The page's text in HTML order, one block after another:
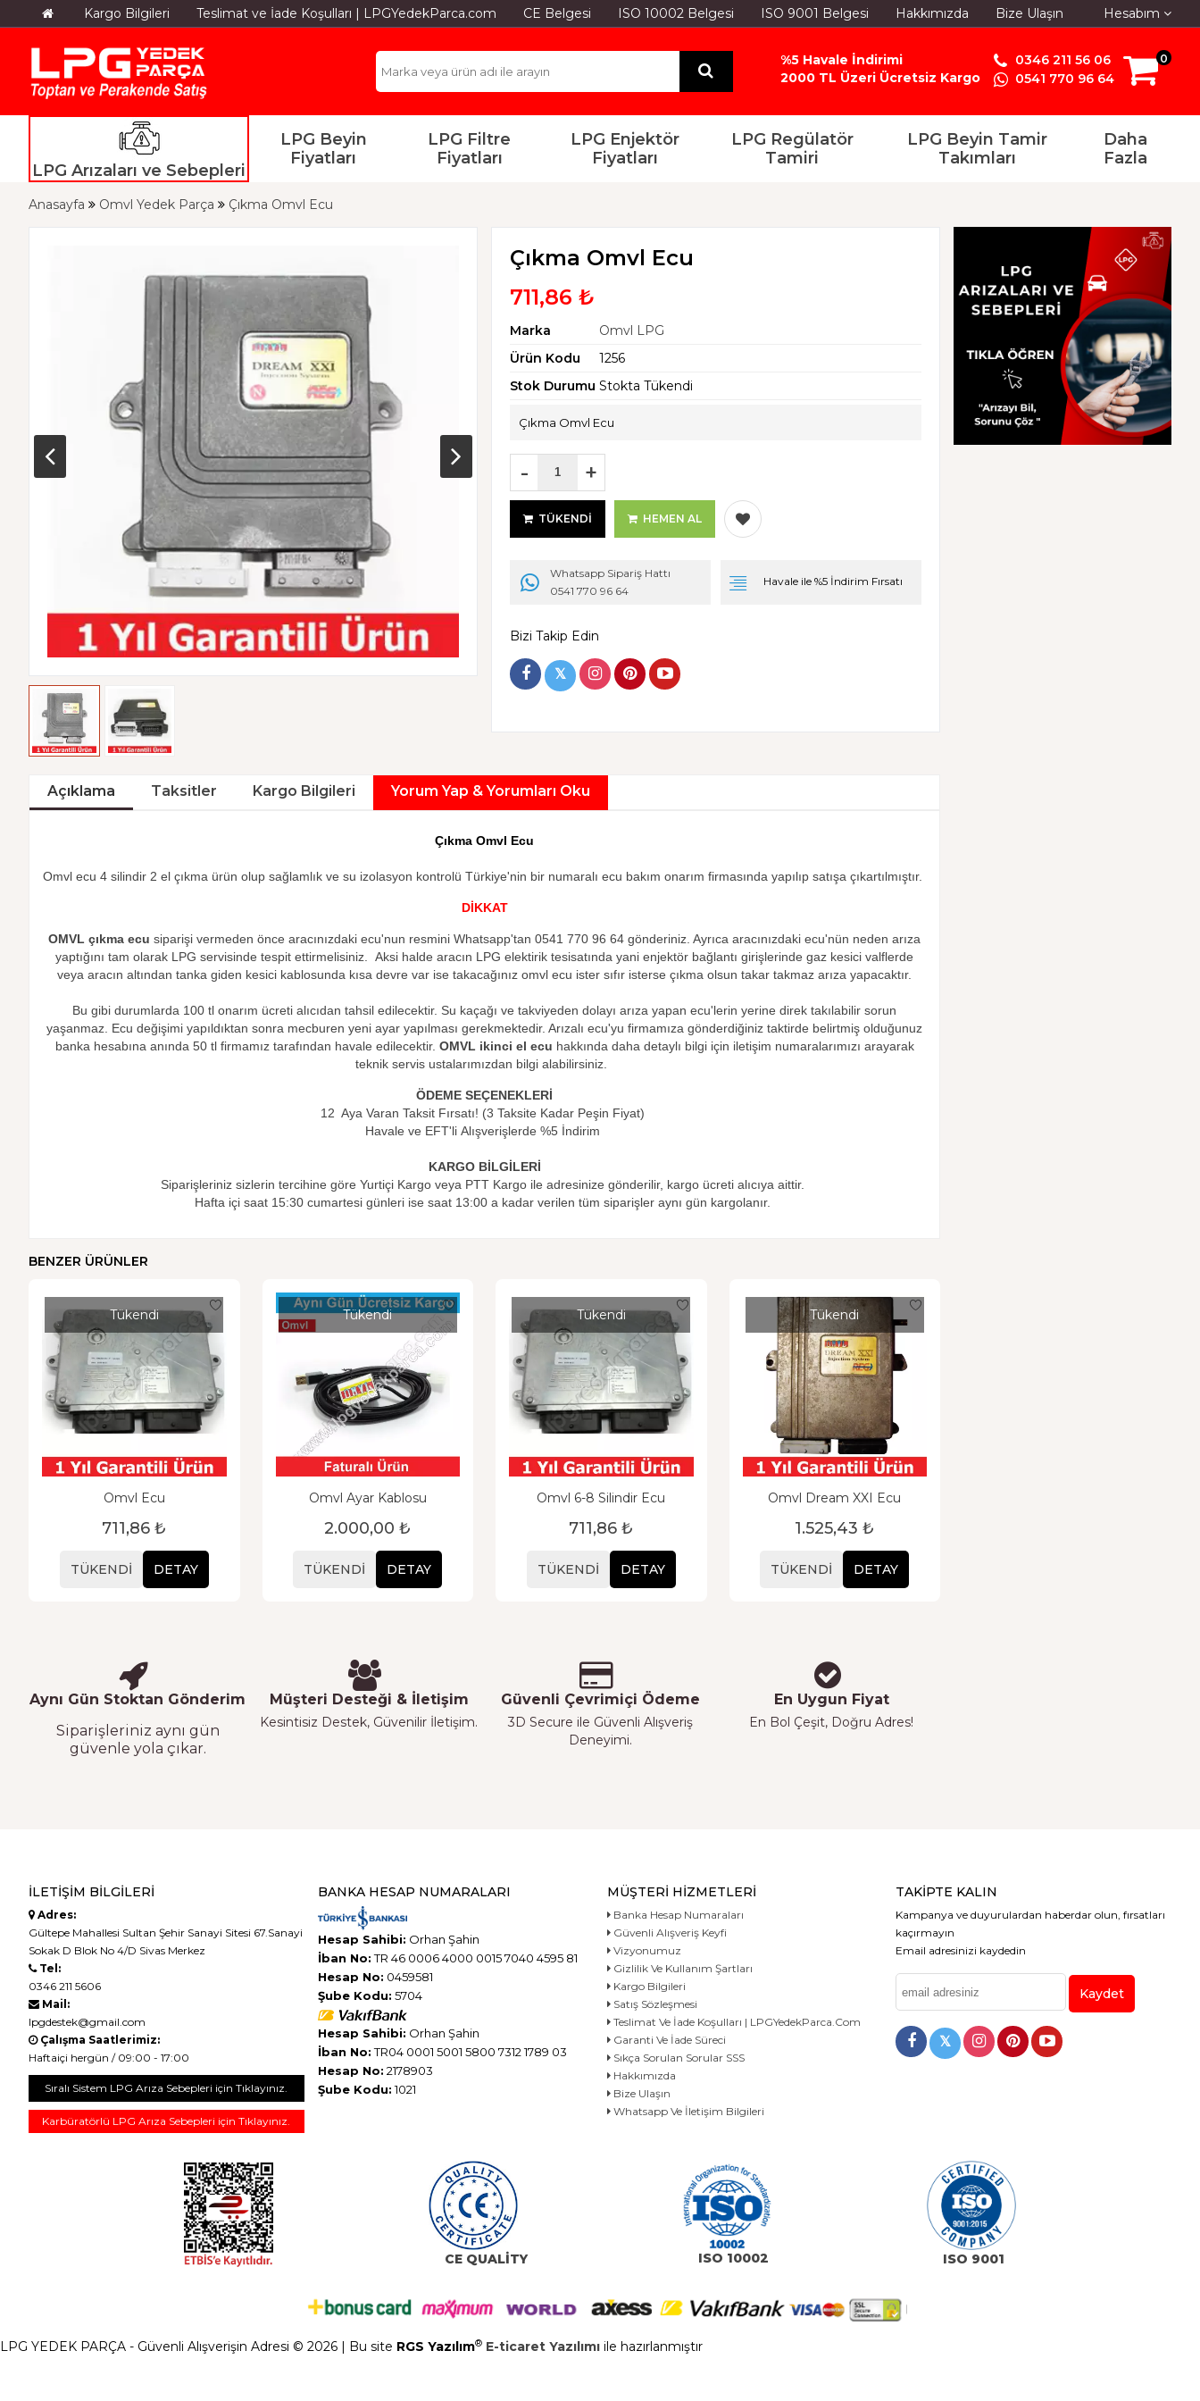
Kargo Bilgileri Teslimat ve İade Koşulları | LPGYedekParca.com CE Belgesi ISO 10002 Belgesi ISO 9001 Belgesi Hakkımızda Bize Ulaşın Hesabım
%5 Havale İndirimi
2000 TL Üzeri Ücretsiz Kargo
0346 211 56 06
0541 770 96 64
0
LPG Arızaları ve Sebepleri
LPG Beyin
Fiyatları
LPG Filtre
Fiyatları
LPG Enjektör
Fiyatları
LPG Regülatör
Tamiri
LPG Beyin Tamir
Takımları
Daha
Fazla
Anasayfa Omvl Yedek Parça Çıkma Omvl Ecu
Çıkma Omvl Ecu
711,86 ₺
Marka
Omvl LPG
Ürün Kodu
1256
Stok Durumu Stokta Tükendi
Çıkma Omvl Ecu
- +
TÜKENDI HEMEN AL
Whatsapp Sipariş Hattı
0541 770 96 64
Havale ile %5 İndirim Fırsatı
Bizi Takip Edin
𝕏
Açıklama Taksitler Kargo Bilgileri Yorum Yap & Yorumları Oku
Çıkma Omvl Ecu
Omvl ecu 4 silindir 2 el çıkma ürün olup sağlamlık ve su izolasyon kontrolü Türkiye'nin bir numaralı ecu bakım onarım firmasında yapılıp satışa çıkartılmıştır.
DİKKAT
OMVL çıkma ecu siparişi vermeden önce aracınızdaki ecu'nun resmini Whatsapp'tan 0541 770 96 64 gönderiniz. Ayrıca aracınızdaki ecu'nün neden arıza
yaptığını tam olarak LPG servisinde tespit ettirmelisiniz. Aksi halde aracın LPG elektirik tesisatında yani enjektör bağlantı girişlerinde gaz kesici valflerde
veya aracın altından tanka giden kesici kablosunda kısa devre var ise takacağınız omvl ecu ister sıfır isterse çıkma olsun takar takmaz arıza yapacaktır.
Bu gibi durumlarda 100 tl onarım ücreti alıcıdan tahsil edilecektir. Su kaçağı ve takviyeden dolayı arıza yapan ecu'lerin yerine direk takılabilir sorun
yaşanmaz. Ecu değişimi yapıldıktan sonra mecburen yeni ayar yapılması gerekmektedir. Arızalı ecu'yu firmamıza gönderdiğiniz taktirde belirtmiş olduğunuz
banka hesabına anında 50 tl firmamız tarafından havale edilecektir. OMVL ikinci el ecu hakkında daha detaylı bilgi için iletişim numaralarımızı arayarak
teknik servis ustalarımızdan bilgi alabilirsiniz.
ÖDEME SEÇENEKLERİ
12 Aya Varan Taksit Fırsatı! (3 Taksite Kadar Peşin Fiyat)
Havale ve EFT'li Alışverişlerde %5 İndirim
KARGO BİLGİLERİ
Siparişleriniz sizlerin tercihine göre Yurtiçi Kargo veya PTT Kargo ile adresinize gönderilir, kargo ücreti alıcıya aittir.
Hafta içi saat 15:30 cumartesi günleri ise saat 13:00 a kadar verilen tüm siparişler aynı gün kargolanır.
BENZER ÜRÜNLER
Tükendi
Omvl Ecu
711,86 ₺
TÜKENDI DETAY
Tükendi
Omvl Ayar Kablosu
2.000,00 ₺
TÜKENDI DETAY
Tükendi
Omvl 6-8 Silindir Ecu
711,86 ₺
TÜKENDI DETAY
Tükendi
Omvl Dream XXI Ecu
1.525,43 ₺
TÜKENDI DETAY
Aynı Gün Stoktan Gönderim
Siparişleriniz aynı gün
güvenle yola çıkar.
Müşteri Desteği & İletişim
Kesintisiz Destek, Güvenilir İletişim.
Güvenli Çevrimiçi Ödeme
3D Secure ile Güvenli Alışveriş
Deneyimi.
En Uygun Fiyat
En Bol Çeşit, Doğru Adres!
İLETIŞIM BILGILERI
Adres:
Gültepe Mahallesi Sultan Şehir Sanayi Sitesi 67.Sanayi
Sokak D Blok No 4/D Sivas Merkez
Tel:
0346 211 5606
Mail:
lpgdestek@gmail.com
Çalışma Saatlerimiz:
Haftaiçi hergün / 09:00 - 17:00
Sıralı Sistem LPG Arıza Sebepleri için Tıklayınız.
Karbüratörlü LPG Arıza Sebepleri için Tıklayınız.
BANKA HESAP NUMARALARI
Hesap Sahibi: Orhan Şahin
İban No:TR 46 0006 4000 0015 7040 4595 81
Hesap No: 0459581
Şube Kodu: 5704
Hesap Sahibi: Orhan Şahin
İban No:TR04 0001 5001 5800 7312 1789 03
Hesap No: 2178903
Şube Kodu:1021
MÜŞTERI HIZMETLERI
Banka Hesap Numaraları
Güvenli Alışveriş Keyfi
Vizyonumuz
Gizlilik Ve Kullanım Şartları
Kargo Bilgileri
Satış Sözleşmesi
Teslimat Ve İade Koşulları | LPGYedekParca.com
Garanti Ve İade Süreci
Sıkça Sorulan Sorular SSS
Hakkımızda
Bize Ulaşın
Whatsapp Ve İletişim Bilgileri
TAKIPTE KALIN
Kampanya ve duyurulardan haberdar olun, fırsatları
kaçırmayın
Email adresinizi kaydedin
Kaydet
𝕏
CE QUALİTY ISO 10002 ISO 9001
LPG YEDEK PARÇA - Güvenli Alışverişin Adresi © 2026 | Bu site RGS Yazılım® E-ticaret Yazılımı ile hazırlanmıştır